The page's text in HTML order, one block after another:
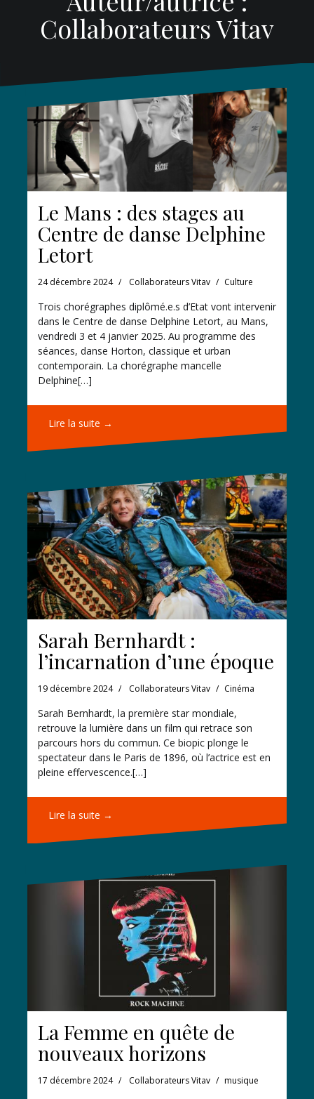
Collaborateurs Vitav
Le Mans : des stages au
Centre de danse Delphine
Letort
24 décembre 2024 Collaborateurs Vitav Culture
Trois chorégraphes diplômé.e.s d’Etat vont intervenir
dans le Centre de danse Delphine Letort, au Mans,
vendredi 3 et 4 janvier 2025. Au programme des
séances, danse Horton, classique et urban
contemporain. La chorégraphe mancelle
Delphine[…]
Lire la suite →
Sarah Bernhardt :
l’incarnation d’une époque
19 décembre 2024 Collaborateurs Vitav Cinéma
Sarah Bernhardt, la première star mondiale,
retrouve la lumière dans un film qui retrace son
parcours hors du commun. Ce biopic plonge le
spectateur dans le Paris de 1896, où l’actrice est en
pleine effervescence.[…]
Lire la suite →
La Femme en quête de
nouveaux horizons
17 décembre 2024 Collaborateurs Vitav musique